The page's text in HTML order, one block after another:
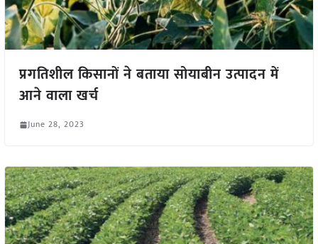
प्रगतिशील किसानों ने बताया सोयाबीन उत्पादन में
आने वाला खर्च
June 28, 2023